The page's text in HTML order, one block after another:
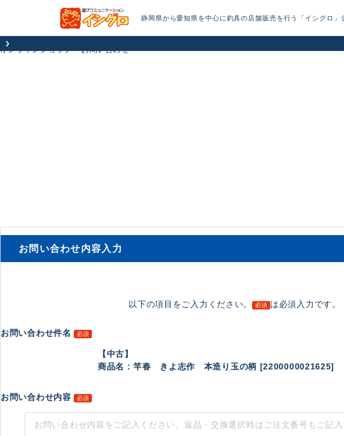
静岡県から愛知県を中心に釣具の店舗販売を行う「イシグロ」
オンラインショップ お問い合わせ
お問い合わせ内容入力
以下の項目をご入力ください。 必須 は必須入力です。
お問い合わせ件名 必須
【中古】
商品名 : 竿春 きよ志作 本造り玉の柄 [2200000021625]
お問い合わせ内容 必須